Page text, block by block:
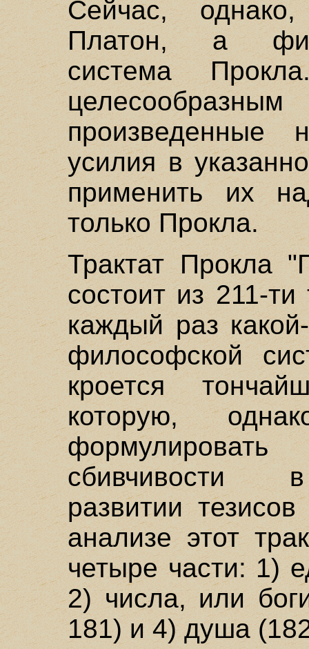
Сейчас,
Платон, а
система
произведенные
усилия в
применить их
только Прокла.
Трактат Прокла
состоит из 211-
каждый раз
философской
кроется
которую,
сбивчивости
развитии
анализе этот
четыре части: 1)
2) числа, или
181) и 4) душа